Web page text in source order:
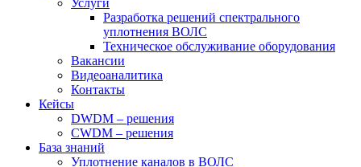
Услуги
Разработка решений спектрального
уплотнения ВОЛС
Техническое обслуживание оборудования
Вакансии
Видеоаналитика
Контакты
Кейсы
DWDM – решения
CWDM – решения
База знаний
Уплотнение каналов в ВОЛС